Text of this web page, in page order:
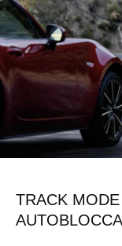
TRACK